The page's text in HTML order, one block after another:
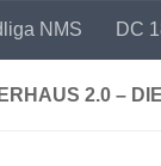
NMS DC
2.0 –